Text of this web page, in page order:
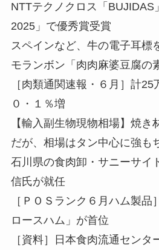
NTTテクノクロス「BUJIDAS
2025」で優秀賞受賞
スペインなど、牛の電子耳標
モランボン「肉肉麻婆豆腐の
［肉類通関速報・６月］計
０・１％増
【輸入副生物現物相場】焼き
だが、相場はタン中心に強も
石川県の食肉卸・サニーサイ
信氏が就任
［ＰＯＳランク６月ハム製品
ロースハム」が首位
［資料］日本食肉流通センタ